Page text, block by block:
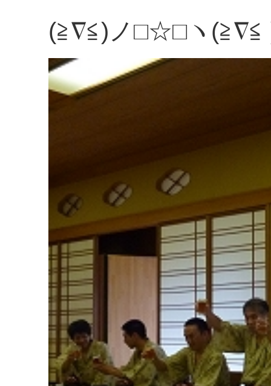
(≧∇≦)ノ□☆□ヽ(≧∇≦